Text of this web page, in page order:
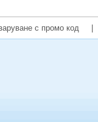
с промо код